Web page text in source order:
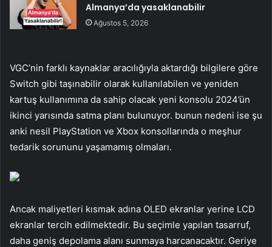
Almanya’da yasaklanabilir
Ağustos 5, 2026
VGC’nin farklı kaynaklar aracılığıyla aktardığı bilgilere göre
Switch gibi taşınabilir olarak kullanılabilen ve yeniden
kartuş kullanımına da sahip olacak yeni konsolu 2024’ün
ikinci yarısında satma planı bulunuyor. bunun nedeni ise şu
anki nesil PlayStation ve Xbox konsollarında o meşhur
tedarik sorununu yaşamamış olmaları.
Ancak maliyetleri kısmak adına OLED ekranlar yerine LCD
ekranlar tercih edilmektedir. Bu seçimle yapılan tasarruf,
daha geniş depolama alanı sunmaya harcanacaktır. Geriye